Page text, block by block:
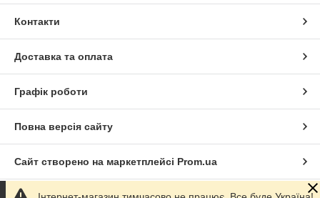
Контакти
Доставка та оплата
Графік роботи
Повна версія сайту
Сайт створено на маркетплейсі Prom.ua